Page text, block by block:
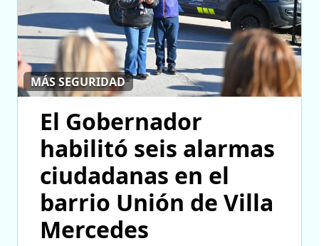
MÁS SEGURIDAD
El Gobernador
habilitó seis alarmas
ciudadanas en el
barrio Unión de Villa
Mercedes